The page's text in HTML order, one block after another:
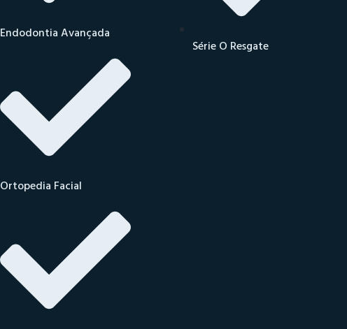
Endodontia Avançada
Ortopedia Facial
Série O Resgate